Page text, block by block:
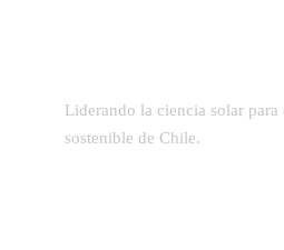
Liderando la ciencia solar para
sostenible de Chile.